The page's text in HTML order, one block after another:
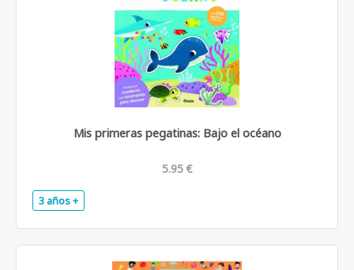
Mis primeras pegatinas: Bajo el océano
5.95 €
3 años +